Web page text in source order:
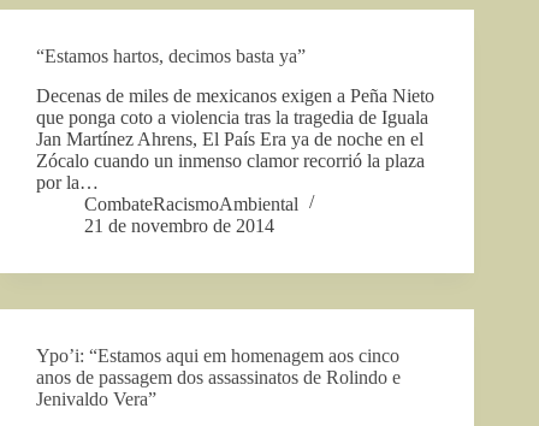
“Estamos hartos, decimos basta ya”
Decenas de miles de mexicanos exigen a Peña Nieto
que ponga coto a violencia tras la tragedia de Iguala
Jan Martínez Ahrens, El País Era ya de noche en el
Zócalo cuando un inmenso clamor recorrió la plaza
por la…
CombateRacismoAmbiental
21 de novembro de 2014
Ypo’i: “Estamos aqui em homenagem aos cinco
anos de passagem dos assassinatos de Rolindo e
Jenivaldo Vera”